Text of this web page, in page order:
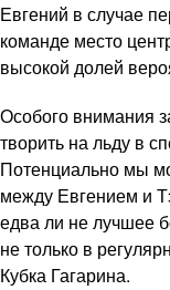
Евгений в случае
команде место
высокой долей
Особого внимания
творить на льду в
Потенциально мы
между Евгением и
едва ли не лучшее
не только в
Кубка Гагарина.